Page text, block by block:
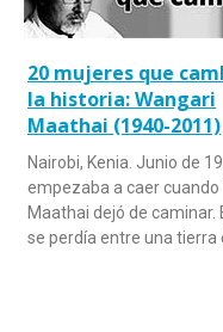
20 mujeres que
la historia: Wangari
Maathai (1940-2011)
Nairobi, Kenia. Junio de
empezaba a caer cuando
Maathai dejó de caminar.
se perdía entre una tierra